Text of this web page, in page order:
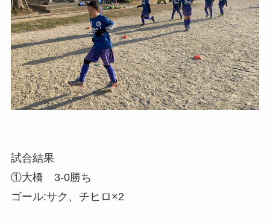
試合結果
①大橋 3-0勝ち
ゴール:サク、チヒロ×2